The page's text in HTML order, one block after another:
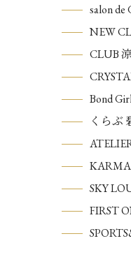
salon de
NEW
CLUB
Bond
くらぶ
KARMA
SKY
FIRST